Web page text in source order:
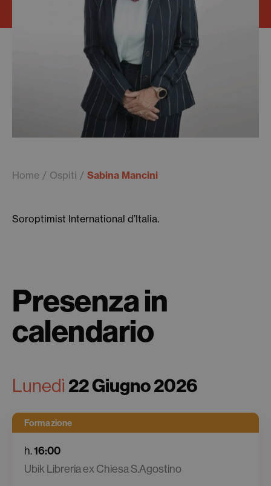
Home Ospiti Sabina Mancini
Soroptimist International d’Italia.
Presenza in
calendario
Lunedì22 Giugno 2026
Formazione
h.16:00
Ubik Libreria ex Chiesa S.Agostino